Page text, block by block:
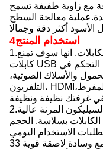
مع زاوية طفيفة تسمح
معالجة السطح
4استخدام المنتج
1.منظم الكابلات لدينا مفيد جدا لتنظيم الكابلات. انها سوف تمنع
كابلات USB الخاصة بك، أسلاك الطاقة، أسلاك وحدة التحكم في
والأسلاك الصوتية،
التلفزيون، HDMI،الأدوات الموسيقية الأسلاك من الانحناء المفرط
غرفتك نظيفة ونظيفة
2.هذا حامل الكابلات مصنوع من مادة السيليكون المرنة عالية
بسلاسة. الحجم
3هذا حامل الكابل يأتي مع وسادة لاصقة قوية 3M التي يمكن أن